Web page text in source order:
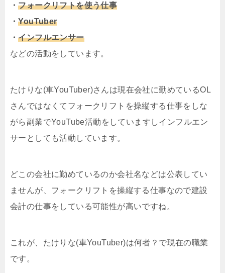
・フォークリフトを使う仕事
・YouTuber
・インフルエンサー
などの活動をしています。
たけりな(車YouTuber)さんは現在会社に勤めているOL
さんではなくてフォークリフトを操縦する仕事をしな
がら副業でYouTube活動をしていますしインフルエン
サーとしても活動しています。
どこの会社に勤めているのか会社名などは公表してい
ませんが、フォークリフトを操縦する仕事なので建設
会計の仕事をしている可能性が高いですね。
これが、たけりな(車YouTuber)は何者？で現在の職業
です。